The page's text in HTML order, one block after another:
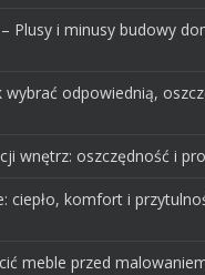
Plusy i minusy budowy
wybrać odpowiednią,
wnętrz: oszczędność i
ciepło, komfort i
meble przed